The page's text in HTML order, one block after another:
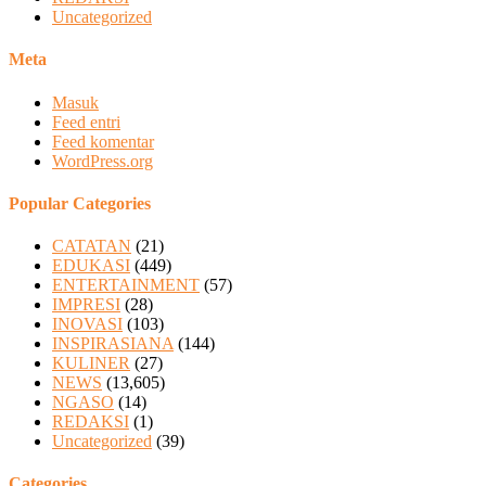
Uncategorized
Meta
Masuk
Feed entri
Feed komentar
WordPress.org
Popular Categories
CATATAN (21)
EDUKASI (449)
ENTERTAINMENT (57)
IMPRESI (28)
INOVASI (103)
INSPIRASIANA (144)
KULINER (27)
NEWS (13,605)
NGASO (14)
REDAKSI (1)
Uncategorized (39)